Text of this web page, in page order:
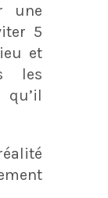
une
5
et
les